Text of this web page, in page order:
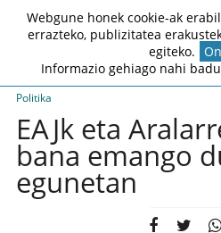
Politika
EAJk eta
bana emango
egunetan
Webgune honek cookie-ak
errazteko, publizitatea
egiteko.
Informazio gehiago nahi